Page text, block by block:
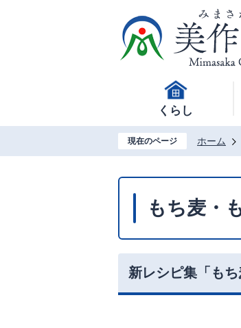
くらし
現在のページ ホーム
もち麦・
新レシピ集「もち